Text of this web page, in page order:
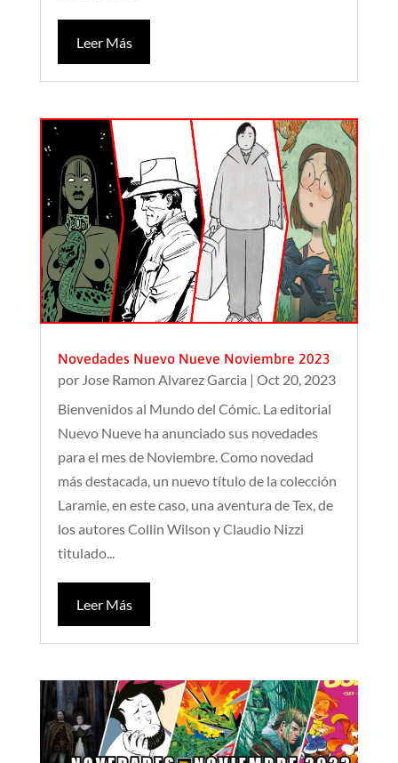
Leer Más
Novedades Nuevo Nueve Noviembre 2023
por Jose Ramon Alvarez Garcia | Oct 20, 2023
Bienvenidos al Mundo del Cómic. La editorial
Nuevo Nueve ha anunciado sus novedades
para el mes de Noviembre. Como novedad
más destacada, un nuevo título de la colección
Laramie, en este caso, una aventura de Tex, de
los autores Collin Wilson y Claudio Nizzi
titulado...
Leer Más